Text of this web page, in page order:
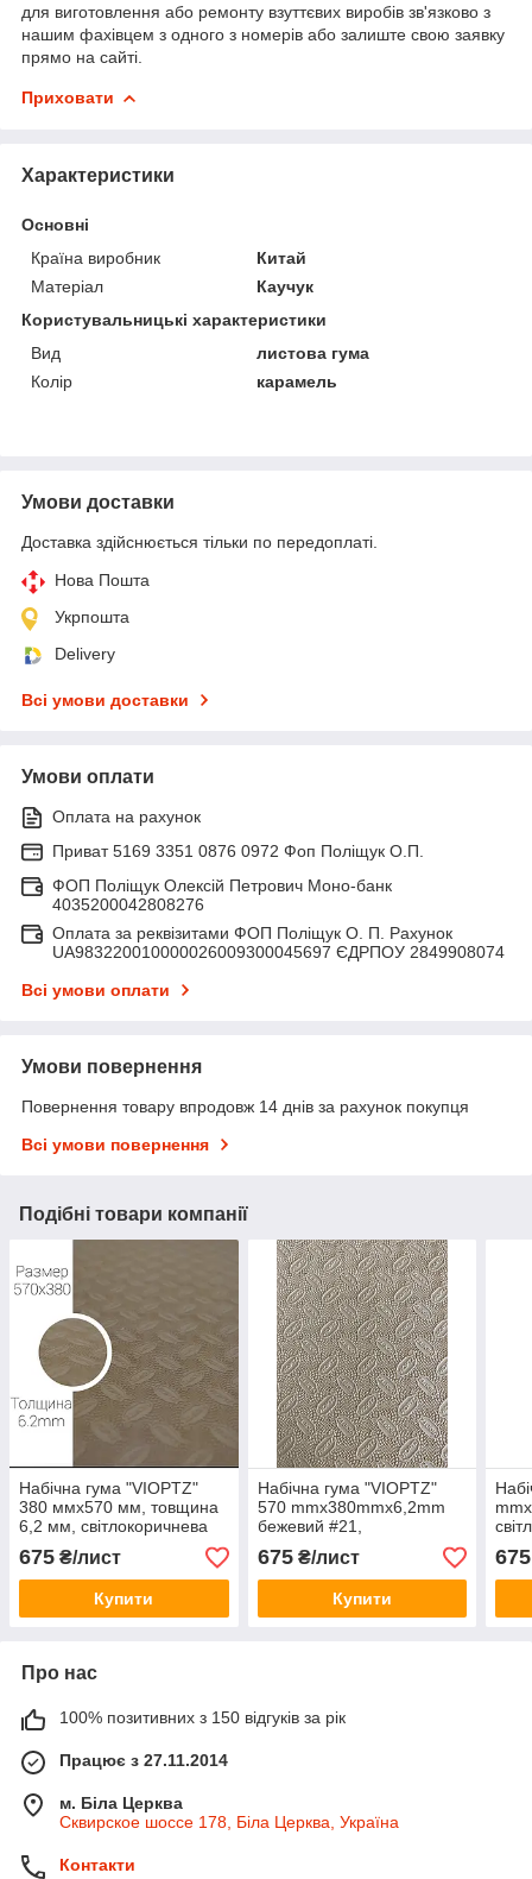
для виготовлення або ремонту взуттєвих виробів зв'язково з
нашим фахівцем з одного з номерів або залиште свою заявку
прямо на сайті.
Приховати
Характеристики
Основні
Країна виробник
Китай
Матеріал
Каучук
Користувальницькі характеристики
Вид
листова гума
Колір
карамель
Умови доставки
Доставка здійснюється тільки по передоплаті.
Нова Пошта
Укрпошта
Delivery
Всі умови доставки
Умови оплати
Оплата на рахунок
Приват 5169 3351 0876 0972 Фоп Поліщук О.П.
ФОП Поліщук Олексій Петрович Моно-банк
4035200042808276
Оплата за реквізитами ФОП Поліщук О. П. Рахунок
UA983220010000026009300045697 ЄДРПОУ 2849908074
Всі умови оплати
Умови повернення
Повернення товару впродовж 14 днів за рахунок покупця
Всі умови повернення
Подібні товари компанії
Набічна гума "VIOPTZ"
380 ммх570 мм, товщина
6,2 мм, світлокоричнева
675 ₴/лист
Купити
Набічна гума "VIOPTZ"
570 mmx380mmx6,2mm
бежевий #21,
Преміумкласу
675₴/лист
Купити
675
Про нас
100% позитивних з 150 відгуків за рік
Працює з 27.11.2014
м. Біла Церква
Сквирское шоссе 178, Біла Церква, Україна
Контакти